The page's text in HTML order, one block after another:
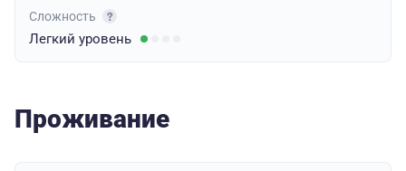
Сложность
Легкий уровень
Проживание